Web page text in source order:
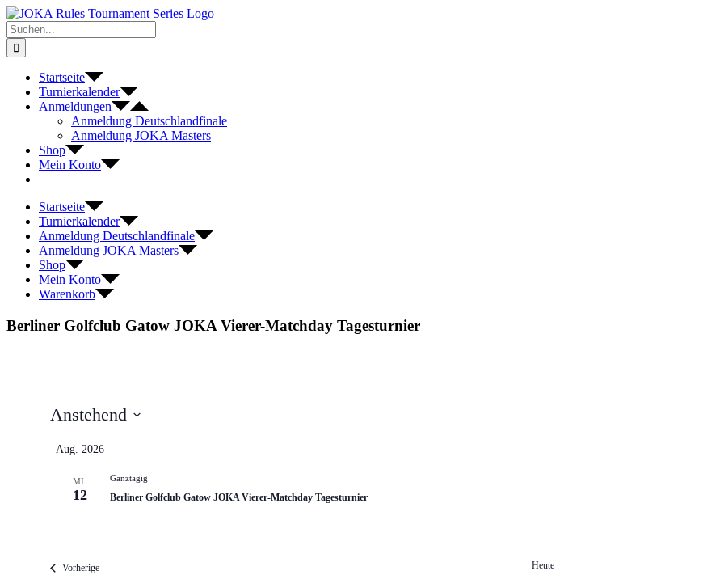
Zum
Inhalt
springen
Suche
nach:
Startseite
Turnierkalender
Anmeldungen
Anmeldung Deutschlandfinale
Anmeldung JOKA Masters
Shop
Mein Konto
Startseite
Turnierkalender
Anmeldung Deutschlandfinale
Anmeldung JOKA Masters
Shop
Mein Konto
Warenkorb
Berliner Golfclub Gatow JOKA Vierer-Matchday Tagesturnier
Anstehend
auswählen.
Aug. 2026
MI.
12
Ganztägig
Berliner Golfclub Gatow JOKA Vierer-Matchday Tagesturnier
VorherigeVeranstaltungen Heute